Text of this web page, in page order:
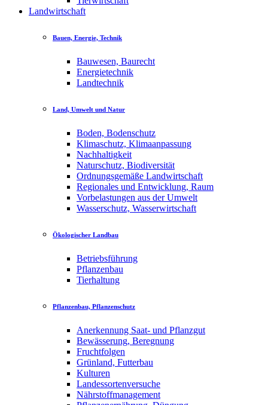
Landwirtschaft
Bauen, Energie, Technik
Bauwesen, Baurecht
Energietechnik
Landtechnik
Land, Umwelt und Natur
Boden, Bodenschutz
Klimaschutz, Klimaanpassung
Nachhaltigkeit
Naturschutz, Biodiversität
Ordnungsgemäße Landwirtschaft
Regionales und Entwicklung, Raum
Vorbelastungen aus der Umwelt
Wasserschutz, Wasserwirtschaft
Ökologischer Landbau
Betriebsführung
Pflanzenbau
Tierhaltung
Pflanzenbau, Pflanzenschutz
Anerkennung Saat- und Pflanzgut
Bewässerung, Beregnung
Fruchtfolgen
Grünland, Futterbau
Kulturen
Landessortenversuche
Nährstoffmanagement